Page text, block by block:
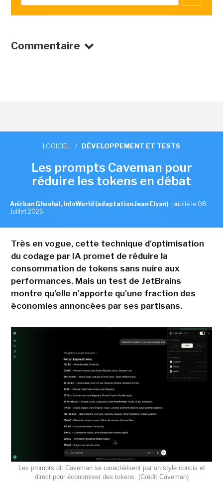
Commentaire
LOGICIEL / DÉVELOPPEMENT ET TESTS
Les prompts Caveman pour
réduire les tokens en débat
Anirban Ghoshal, InfoWorld (adaptation Jean Elyan) , publié le 08
Juillet 2026
Très en vogue, cette technique d'optimisation
du codage par IA promet de réduire la
consommation de tokens sans nuire aux
performances. Mais un test de JetBrains
montre qu'elle n'apporte qu'une fraction des
économies annoncées par ses partisans.
Les prompts dit Caveman se caractérisent par un style concis et
direct pour économiser des tokens. (Crédit Caveman)